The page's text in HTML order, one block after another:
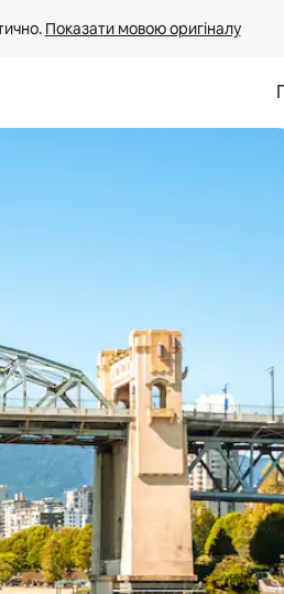
Показати мовою оригіналу
вгору та вниз або жести